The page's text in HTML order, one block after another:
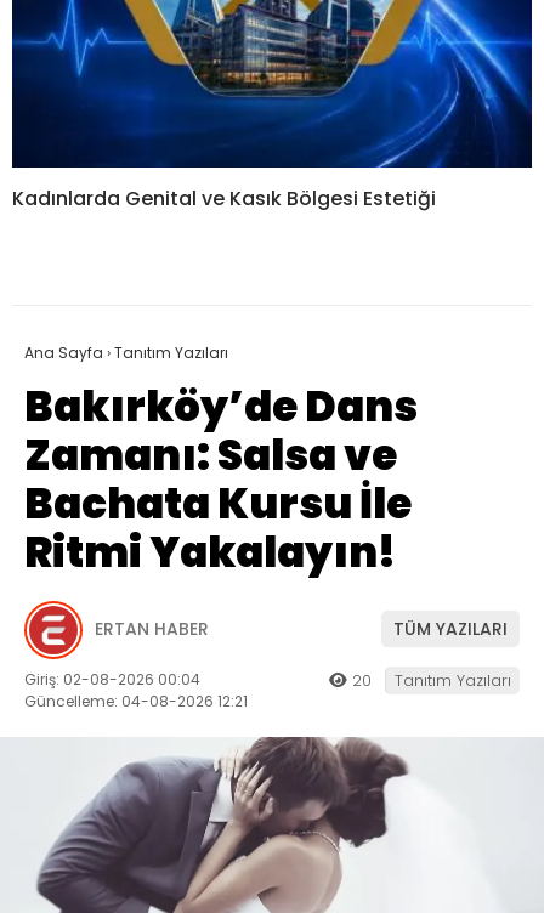
Kadınlarda Genital ve Kasık Bölgesi Estetiği
Ana Sayfa ›Tanıtım Yazıları
Bakırköy’de Dans
Zamanı: Salsa ve
Bachata Kursu İle
Ritmi Yakalayın!
ERTAN HABER TÜM YAZILARI
Giriş: 02-08-2026 00:04
Güncelleme: 04-08-2026 12:21
20 Tanıtım Yazıları